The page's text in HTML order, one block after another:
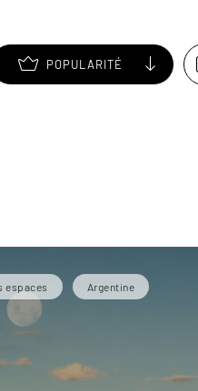
POPULARITÉ
espaces Argentine